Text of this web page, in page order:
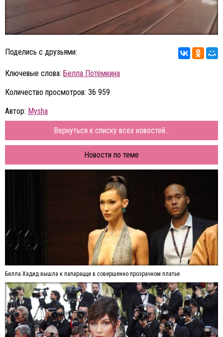
Поделись с друзьями:
Ключевые слова: Белла Потёмкина
Количество просмотров: 36 959
Автор: Mysha
Вернуться к списку всех новостей...
Новости по теме
Белла Хадид вышла к папарацци в совершенно прозрачном платье